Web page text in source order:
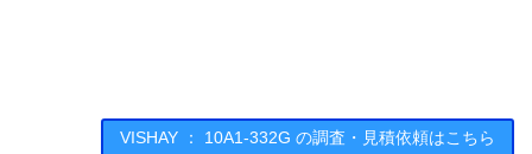
VISHAY ： 10A1-332G の調査・見積依頼はこちら